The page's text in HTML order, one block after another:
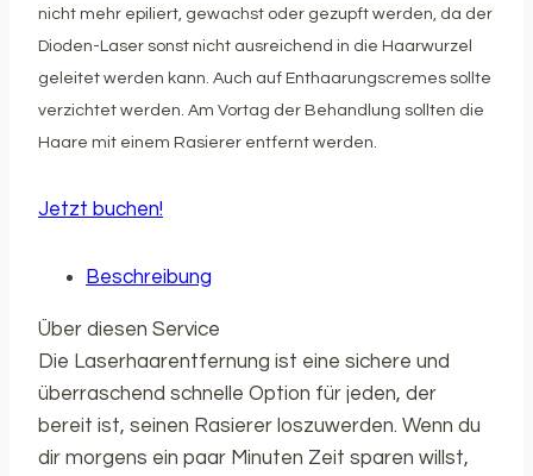
nicht mehr epiliert, gewachst oder gezupft werden, da der
Dioden-Laser sonst nicht ausreichend in die Haarwurzel
geleitet werden kann. Auch auf Enthaarungscremes sollte
verzichtet werden. Am Vortag der Behandlung sollten die
Haare mit einem Rasierer entfernt werden.
Jetzt buchen!
Beschreibung
Über diesen Service
Die Laserhaarentfernung ist eine sichere und
überraschend schnelle Option für jeden, der
bereit ist, seinen Rasierer loszuwerden. Wenn du
dir morgens ein paar Minuten Zeit sparen willst,